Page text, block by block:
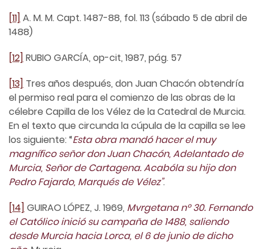
[11] A. M. M. Capt. 1487-88, fol. 113 (sábado 5 de abril de
1488)
[12] RUBIO GARCÍA, op-cit, 1987, pág. 57
[13] Tres años después, don Juan Chacón obtendría
el permiso real para el comienzo de las obras de la
célebre Capilla de los Vélez de la Catedral de Murcia.
En el texto que circunda la cúpula de la capilla se lee
los siguiente: “Esta obra mandó hacer el muy
magnífico señor don Juan Chacón, Adelantado de
Murcia, Señor de Cartagena. Acabóla su hijo don
Pedro Fajardo, Marqués de Vélez”.
[14] GUIRAO LÓPEZ, J. 1969, Mvrgetana nº 30. Fernando
el Católico inició su campaña de 1488, saliendo
desde Murcia hacia Lorca, el 6 de junio de dicho